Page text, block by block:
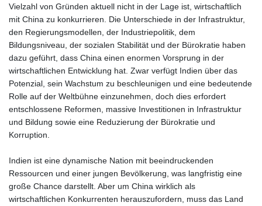
Vielzahl von Gründen aktuell nicht in der Lage ist, wirtschaftlich
mit China zu konkurrieren. Die Unterschiede in der Infrastruktur,
den Regierungsmodellen, der Industriepolitik, dem
Bildungsniveau, der sozialen Stabilität und der Bürokratie haben
dazu geführt, dass China einen enormen Vorsprung in der
wirtschaftlichen Entwicklung hat. Zwar verfügt Indien über das
Potenzial, sein Wachstum zu beschleunigen und eine bedeutende
Rolle auf der Weltbühne einzunehmen, doch dies erfordert
entschlossene Reformen, massive Investitionen in Infrastruktur
und Bildung sowie eine Reduzierung der Bürokratie und
Korruption.
Indien ist eine dynamische Nation mit beeindruckenden
Ressourcen und einer jungen Bevölkerung, was langfristig eine
große Chance darstellt. Aber um China wirklich als
wirtschaftlichen Konkurrenten herauszufordern, muss das Land